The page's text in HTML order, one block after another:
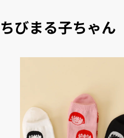
ちびまる子ちゃん